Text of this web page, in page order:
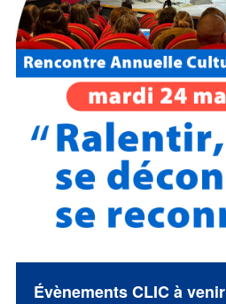
Évènements CLIC à venir